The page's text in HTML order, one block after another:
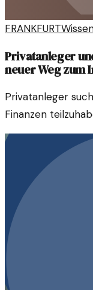
FRANKFURT
Privatanleger
neuer Weg zum
Privatanleger
Finanzen
Börsengang
stehen im Fokus.